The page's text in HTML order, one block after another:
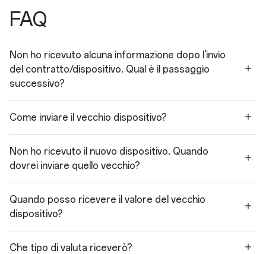
FAQ
Non ho ricevuto alcuna informazione dopo l'invio
del contratto/dispositivo. Qual è il passaggio
successivo?
Come inviare il vecchio dispositivo?
Non ho ricevuto il nuovo dispositivo. Quando
dovrei inviare quello vecchio?
Quando posso ricevere il valore del vecchio
dispositivo?
Che tipo di valuta riceverò?